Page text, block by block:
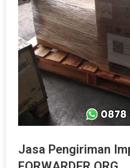
Jasa Pengiriman